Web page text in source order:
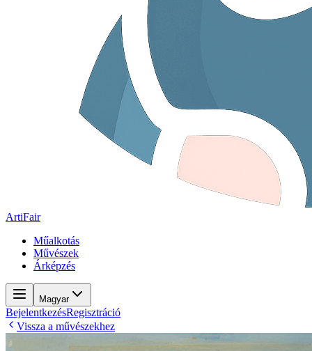
ArtiFair
Műalkotás
Művészek
Árképzés
Magyar
BejelentkezésRegisztráció
Vissza a művészekhez